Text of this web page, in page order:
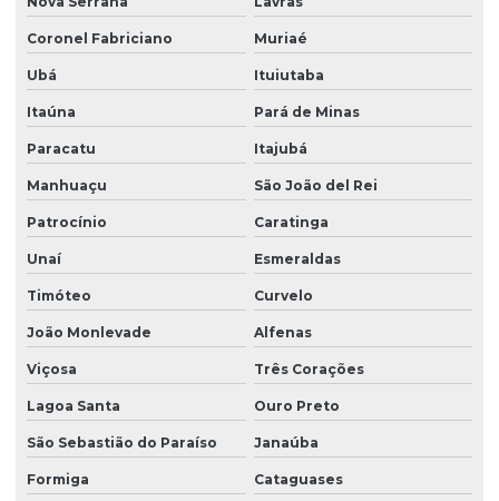
Coronel Fabriciano Muriaé
Ubá Ituiutaba
Itaúna Pará de Minas
Paracatu Itajubá
Manhuaçu São João del Rei
Patrocínio Caratinga
Unaí Esmeraldas
Timóteo Curvelo
João Monlevade Alfenas
Viçosa Três Corações
Lagoa Santa Ouro Preto
São Sebastião do Paraíso Janaúba
Formiga Cataguases